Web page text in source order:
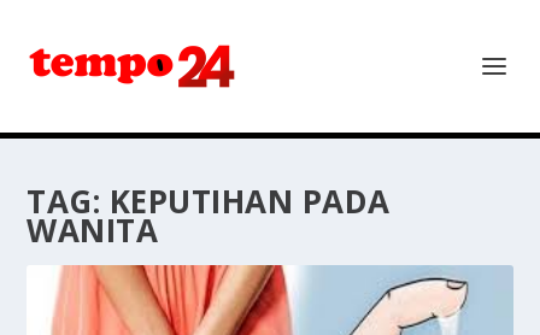
TAG: KEPUTIHAN PADA
WANITA